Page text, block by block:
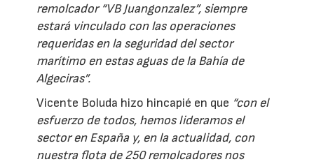
remolcador “VB Juangonzalez”, siempre
estará vinculado con las operaciones
requeridas en la seguridad del sector
marítimo en estas aguas de la Bahía de
Algeciras”.
Vicente Boluda hizo hincapié en que “con el
esfuerzo de todos, hemos lideramos el
sector en España y, en la actualidad, con
nuestra flota de 250 remolcadores nos